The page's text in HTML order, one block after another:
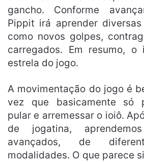
gancho. Conforme
Pippit irá aprender
como novos golpes,
carregados. Em resumo,
estrela do jogo.
A movimentação do jogo é
vez que basicamente só
pular e arremessar o ioiô.
de jogatina,
avançados, de
modalidades. O que parece